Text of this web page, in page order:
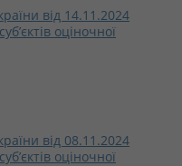
від 14.11.2024
оціночної
від 08.11.2024
оціночної